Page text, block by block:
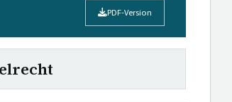
PDF-Version